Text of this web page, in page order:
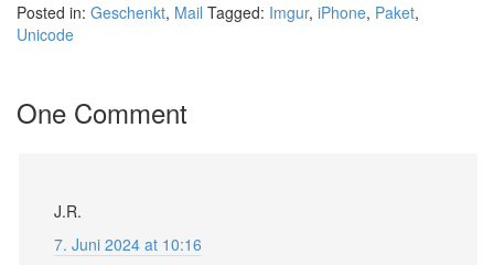
Posted in: Geschenkt, Mail Tagged: Imgur, iPhone, Paket,
Unicode
One Comment
J.R.
7. Juni 2024 at 10:16